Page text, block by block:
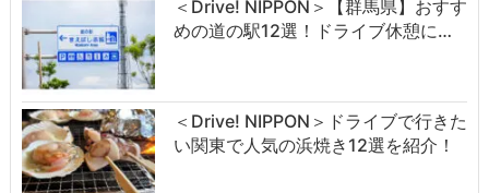
＜Drive! NIPPON＞【群馬県】おすす
めの道の駅12選！ドライブ休憩に…
＜Drive! NIPPON＞ドライブで行きた
い関東で人気の浜焼き12選を紹介！